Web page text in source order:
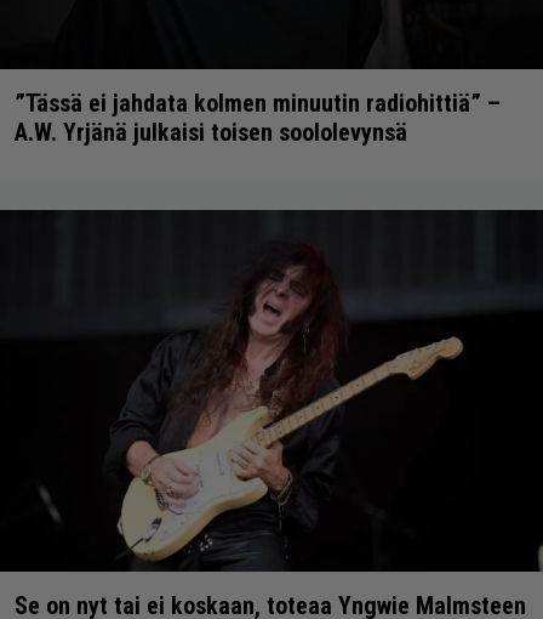
”Tässä ei jahdata kolmen minuutin radiohittiä” –
A.W. Yrjänä julkaisi toisen soololevynsä
Se on nyt tai ei koskaan, toteaa Yngwie Malmsteen